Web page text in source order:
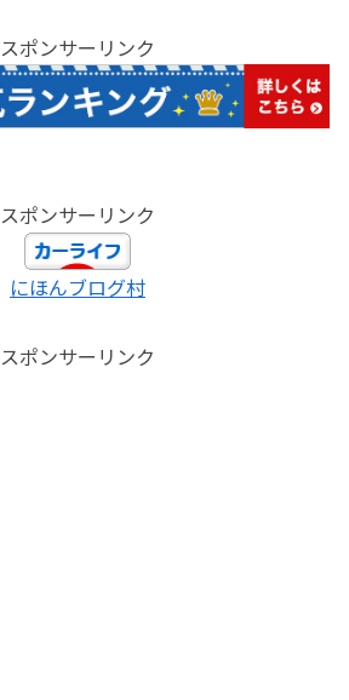
スポンサーリンク
スポンサーリンク
にほんブログ村
スポンサーリンク